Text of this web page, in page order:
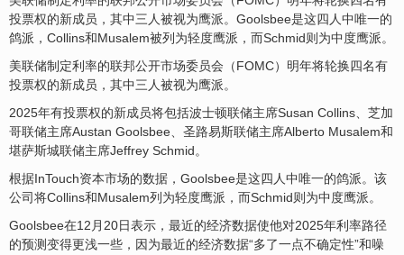
投票权的新成员，其中三人被视为鹰派。Goolsbee是这四人中唯一的
鸽派，Collins和Musalem被列为轻度鹰派，而Schmid则为中度鹰派。
美联储制定利率的联邦公开市场委员会（FOMC）明年将轮换四名有
投票权的新成员，其中三人被视为鹰派。
2025年有投票权的新成员将包括波士顿联储主席Susan Collins、芝加
哥联储主席Austan Goolsbee、圣路易斯联储主席Alberto Musalem和
堪萨斯城联储主席Jeffrey Schmid。
根据InTouch资本市场的数据，Goolsbee是这四人中唯一的鸽派。该
公司将Collins和Musalem列为轻度鹰派，而Schmid则为中度鹰派。
Goolsbee在12月20日表示，最近的经济数据使他对2025年利率路径
的预测变得更浅一些，因为最近的经济数据“多了一点不确定性”和噪